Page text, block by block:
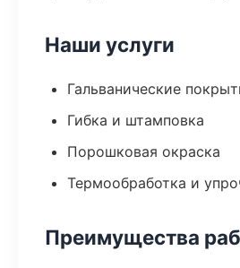
Наши услуги
Гальванические
Гибка и штамповка
Порошковая окраска
Термообработка и
Преимущества